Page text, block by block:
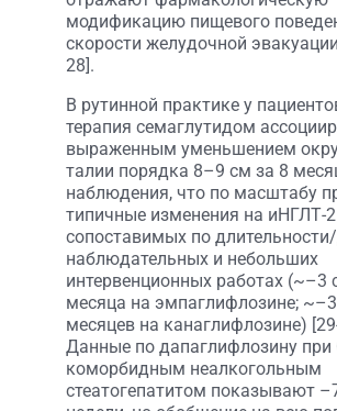
модификацию пищевого
скорости желудочной
28].
В рутинной практике у
терапия семаглутидом
выраженным уменьшением
талии порядка 8–9 см за 8
наблюдения, что по масштабу
типичные изменения на иНГЛТ-
сопоставимых по
наблюдательных и небольших
интервенционных работах (~–3
месяца на эмпаглифлозине;
месяцев на канаглифлозине)
Данные по дапаглифлозину
коморбидным неалкогольным
стеатогепатитом показывают